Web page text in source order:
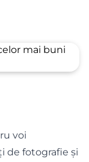
voi
de fotografie și